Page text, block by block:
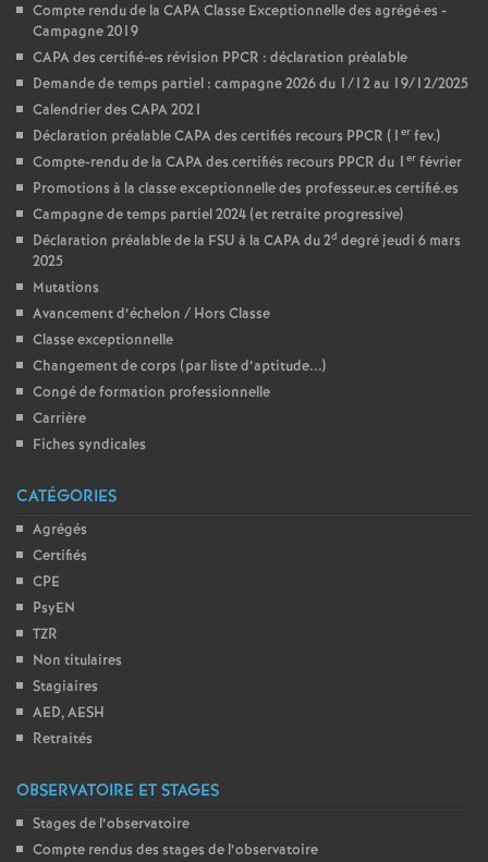
Compte rendu de la CAPA Classe Exceptionnelle des agrégé·es -
Campagne 2019
CAPA des certifié-es révision PPCR : déclaration préalable
Demande de temps partiel : campagne 2026 du 1/12 au 19/12/2025
Calendrier des CAPA 2021
Déclaration préalable CAPA des certifiés recours PPCR (1 er fev.)
Compte-rendu de la CAPA des certifiés recours PPCR du 1 er février
Promotions à la classe exceptionnelle des professeur.es certifié.es
Campagne de temps partiel 2024 (et retraite progressive)
Déclaration préalable de la FSU à la CAPA du 2d degré jeudi 6 mars
2025
Mutations
Avancement d’échelon / Hors Classe
Classe exceptionnelle
Changement de corps (par liste d’aptitude...)
Congé de formation professionnelle
Carrière
Fiches syndicales
CATÉGORIES
Agrégés
Certifiés
CPE
PsyEN
TZR
Non titulaires
Stagiaires
AED, AESH
Retraités
OBSERVATOIRE ET STAGES
Stages de l’observatoire
Compte rendus des stages de l’observatoire